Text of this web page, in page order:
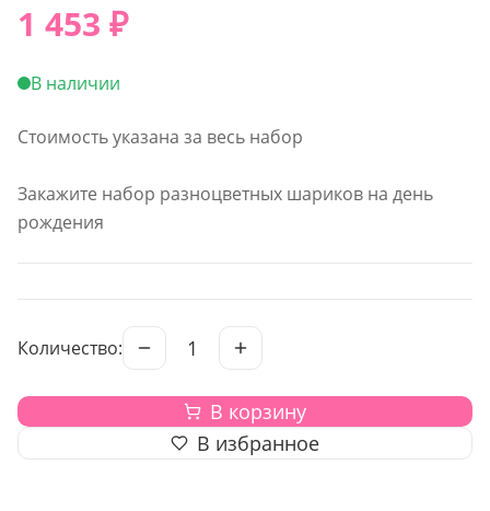
1 453 ₽
В наличии
Стоимость указана за весь набор
Закажите набор разноцветных шариков на день
рождения
Количество: 1
В корзину
В избранное